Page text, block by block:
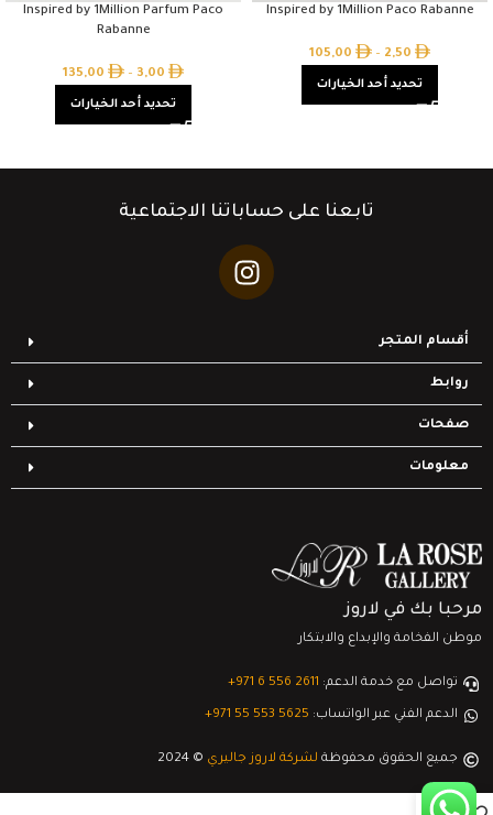
Inspired by 1Million Paco Rabanne
2,50
–
105,00
تحديد أحد الخيارات
Inspired by 1Million Parfum Paco
Rabanne
3,00
–
135,00
تحديد أحد الخيارات
تابعنا على حساباتنا الاجتماعية
أقسام المتجر
روابط
صفحات
معلومات
مرحبا بك في لاروز
موطن الفخامة والإبداع والابتكار
تواصل مع خدمة الدعم: ‎+971 6 556 2611
الدعم الفني عبر الواتساب: ‎+971 55 553 5625
جميع الحقوق محفوظة لشركة لاروز جاليري © 2024